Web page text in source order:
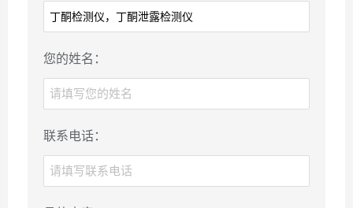
您的姓名：
联系电话：